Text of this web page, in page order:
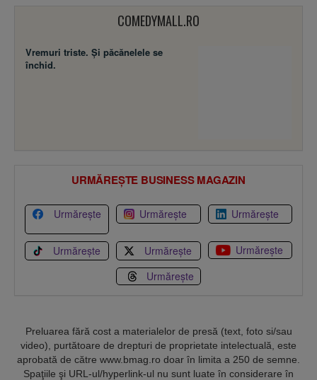
COMEDYMALL.RO
Vremuri triste. Şi păcănelele se
închid.
URMĂREȘTE BUSINESS MAGAZIN
Urmărește Urmărește Urmărește
Urmărește Urmărește
Urmărește
Urmărește
Preluarea fără cost a materialelor de presă (text, foto si/sau
video), purtătoare de drepturi de proprietate intelectuală, este
aprobată de către www.bmag.ro doar în limita a 250 de semne.
Spaţiile şi URL-ul/hyperlink-ul nu sunt luate în considerare în